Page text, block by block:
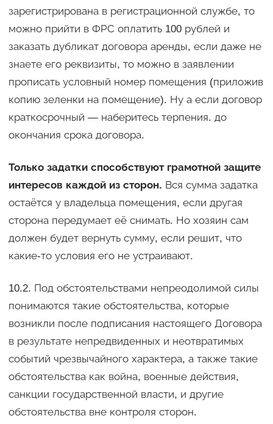
зарегистрирована в регистрационной службе, то
можно прийти в ФРС оплатить 100 рублей и
заказать дубликат договора аренды, если даже не
знаете его реквизиты, то можно в заявлении
прописать условный номер помещения (приложив
копию зеленки на помещение). Ну а если договор
краткосрочный — наберитесь терпения. до
окончания срока договора.
Только задатки способствуют грамотной защите
интересов каждой из сторон. Вся сумма задатка
остаётся у владельца помещения, если другая
сторона передумает её снимать. Но хозяин сам
должен будет вернуть сумму, если решит, что
какие-то условия его не устраивают.
10.2. Под обстоятельствами непреодолимой силы
понимаются такие обстоятельства, которые
возникли после подписания настоящего Договора
в результате непредвиденных и неотвратимых
событий чрезвычайного характера, а также такие
обстоятельства как война, военные действия,
санкции государственной власти, и другие
обстоятельства вне контроля сторон.